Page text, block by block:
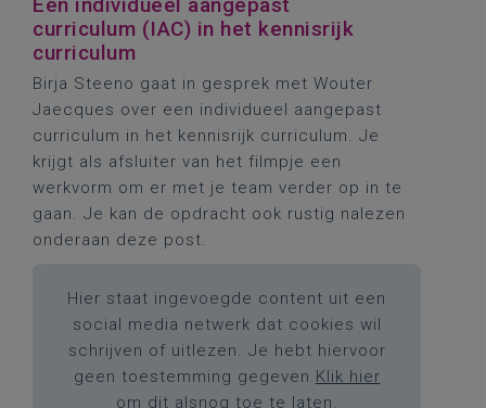
curriculum (IAC) in het kennisrijk
curriculum
Birja Steeno gaat in gesprek met Wouter
Jaecques over een individueel aangepast
curriculum in het kennisrijk curriculum. Je
krijgt als afsluiter van het filmpje een
werkvorm om er met je team verder op in te
gaan. Je kan de opdracht ook rustig nalezen
onderaan deze post.
Hier staat ingevoegde content uit een
social media netwerk dat cookies wil
schrijven of uitlezen. Je hebt hiervoor
geen toestemming gegeven. Klik hier
om dit alsnog toe te laten.